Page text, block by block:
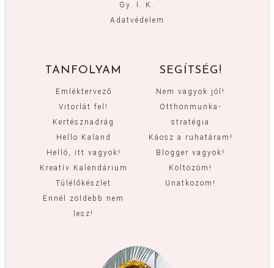
Gy. I. K.
Adatvédelem
TANFOLYAM
Emléktervező
Vitorlát fel!
Kertésznadrág
Hello Kaland
Helló, itt vagyok!
Kreatív Kalendárium
Túlélőkészlet
Ennél zöldebb nem
lesz!
SEGÍTSÉG!
Nem vagyok jól!
Otthonmunka-
stratégia
Káosz a ruhatáram!
Blogger vagyok!
Költözöm!
Unatkozom!